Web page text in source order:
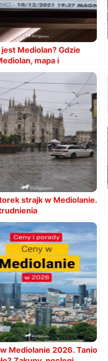
Mediolan? Gdzie
mapa i
strajk w Mediolanie.
Mediolanie 2026. Tanio